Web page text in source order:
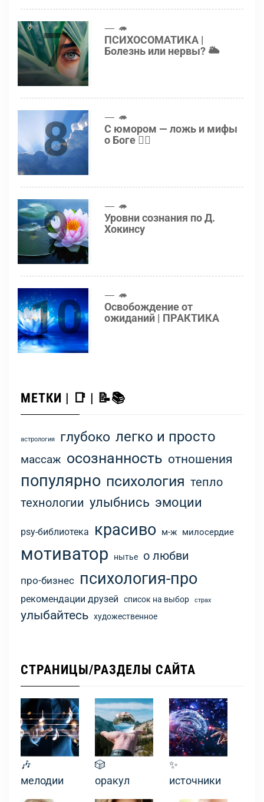
7 🦔
ПСИХОСОМАТИКА |
Болезнь или нервы? 🌥
8 🦔
С юмором — ложь и мифы
о Боге 👍🏻
9 🦔
Уровни сознания по Д.
Хокинсу
10 🦔
Освобождение от
ожиданий | ПРАКТИКА
МЕТКИ | 📑 | 📝📚
астрология глубоко легко и просто
массаж осознанность отношения
популярно психология тепло
технологии улыбнись эмоции
psy-библиотека красиво м-ж милосердие
мотиватор нытье о любви
про-бизнес психология-про
рекомендации друзей список на выбор страх
улыбайтесь художественное
СТРАНИЦЫ/РАЗДЕЛЫ САЙТА
🎶
мелодии
🎲
оракул
✨
источники